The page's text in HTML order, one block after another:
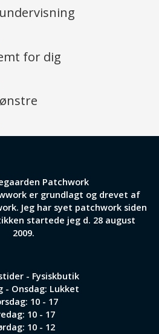
for dig
Patchwork
er grundlagt og drevet af
Jeg har syet patchwork siden
startede jeg d. 28 august
2009.
- Fysiskbutik
- Onsdag: Lukket
10 - 17
10 - 17
10 - 12